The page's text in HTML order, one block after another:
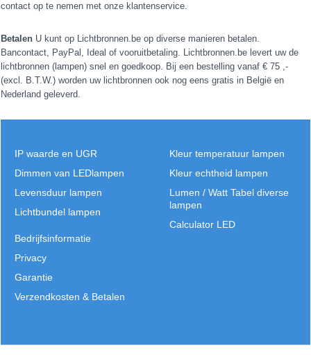
contact op te nemen met onze klantenservice.
Betalen U kunt op Lichtbronnen.be op diverse manieren betalen.
Bancontact, PayPal, Ideal of vooruitbetaling. Lichtbronnen.be levert uw de
lichtbronnen (lampen) snel en goedkoop. Bij een bestelling vanaf € 75 ,-
(excl. B.T.W.) worden uw lichtbronnen ook nog eens gratis in België en
Nederland geleverd.
Kleur temperatuur lampen
Kleur echtheid lampen
Lumen / Watt Tabel diverse
lampen
Calculator LED
IP waarde en UGR
Dimmen van LEDlampen
Levensduur lampen
Lichtbundel lampen
Bedrijfsinformatie
Privacy
Garantie
Verzendkosten & Betalen